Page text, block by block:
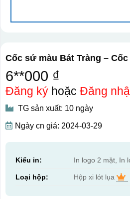
Cốc sứ màu Bát Tràng –
6**000 ₫
Đăng kýhoặc Đăng
TG sản xuất: 10 ngày
Ngày cn giá: 2024-03-29
Kiểu in: In logo 2 mặt, In
Loại hộp: Hộp xi lót lụa